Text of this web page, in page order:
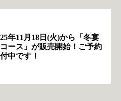
年11月18日(火)から「冬宴
ース」が販売開始！ご予約
中です！